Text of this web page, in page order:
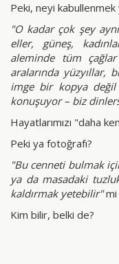
Peki, neyi kabullenmek
"O kadar çok şey
eller, güneş,
aleminde tüm
aralarında yüzyıllar,
imge bir kopya
konuşuyor – biz
Hayatlarımızı "daha
Peki ya fotoğrafı?
"Bu cenneti bulmak
ya da masadaki
kaldırmak yetebilir"mi
Kim bilir, belki de?